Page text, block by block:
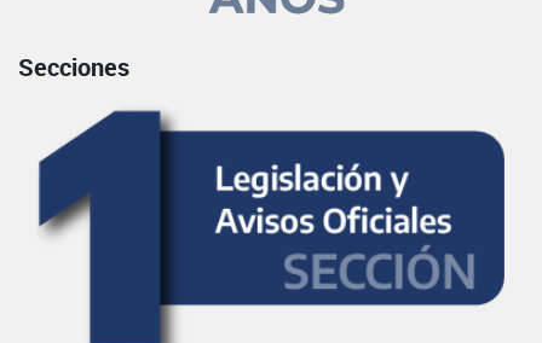
Secciones